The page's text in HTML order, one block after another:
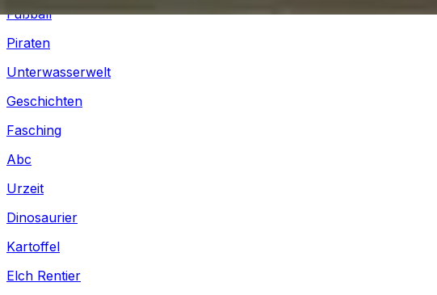
Fußball
Piraten
Unterwasserwelt
Geschichten
Fasching
Abc
Urzeit
Dinosaurier
Kartoffel
Elch Rentier